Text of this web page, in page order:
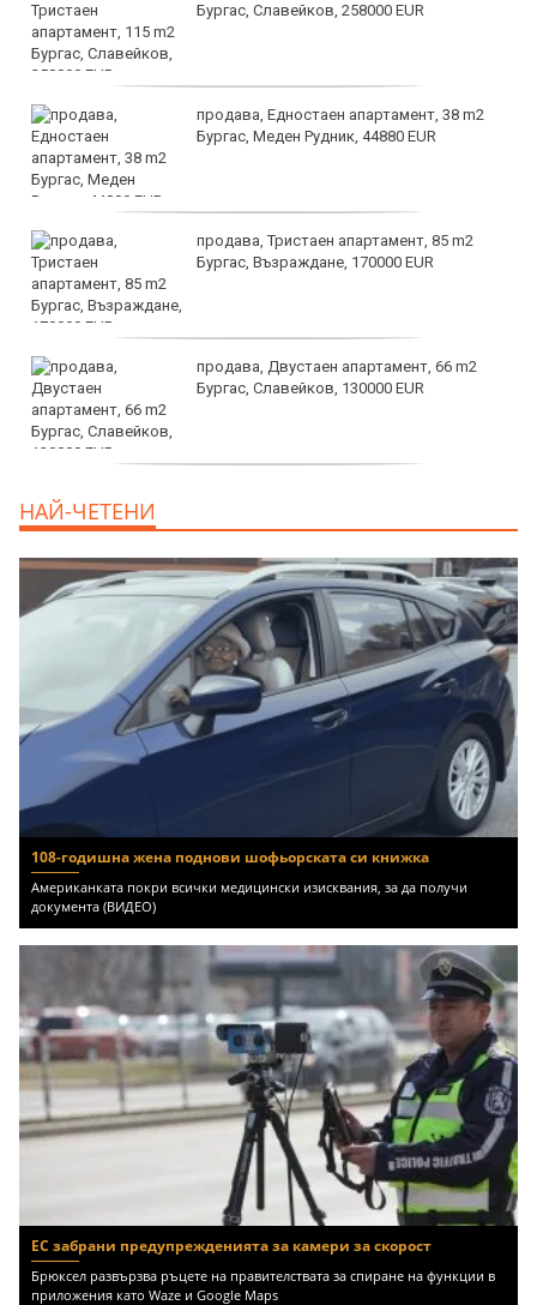
Бургас, Славейков, 258000 EUR
продава, Едностаен апартамент, 38 m2
Бургас, Меден Рудник, 44880 EUR
продава, Тристаен апартамент, 85 m2
Бургас, Възраждане, 170000 EUR
продава, Двустаен апартамент, 66 m2
Бургас, Славейков, 130000 EUR
НАЙ-ЧЕТЕНИ
108-годишна жена поднови шофьорската си книжка
Американката покри всички медицински изисквания, за да получи
документа (ВИДЕО)
ЕС забрани предупрежденията за камери за скорост
Брюксел развързва ръцете на правителствата за спиране на функции в
приложения като Waze и Google Maps